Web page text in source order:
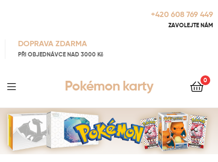
+420 608 769 449
ZAVOLEJTE NÁM
DOPRAVA ZDARMA
PŘI OBJEDNÁVCE NAD 3000 Kč
Pokémon karty 0